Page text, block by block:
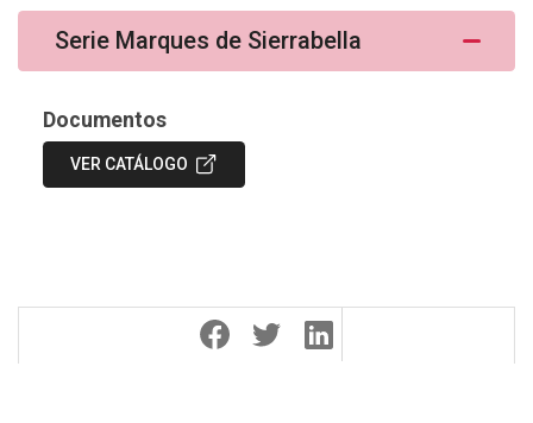
Serie Marques de Sierrabella
Documentos
VER CATÁLOGO